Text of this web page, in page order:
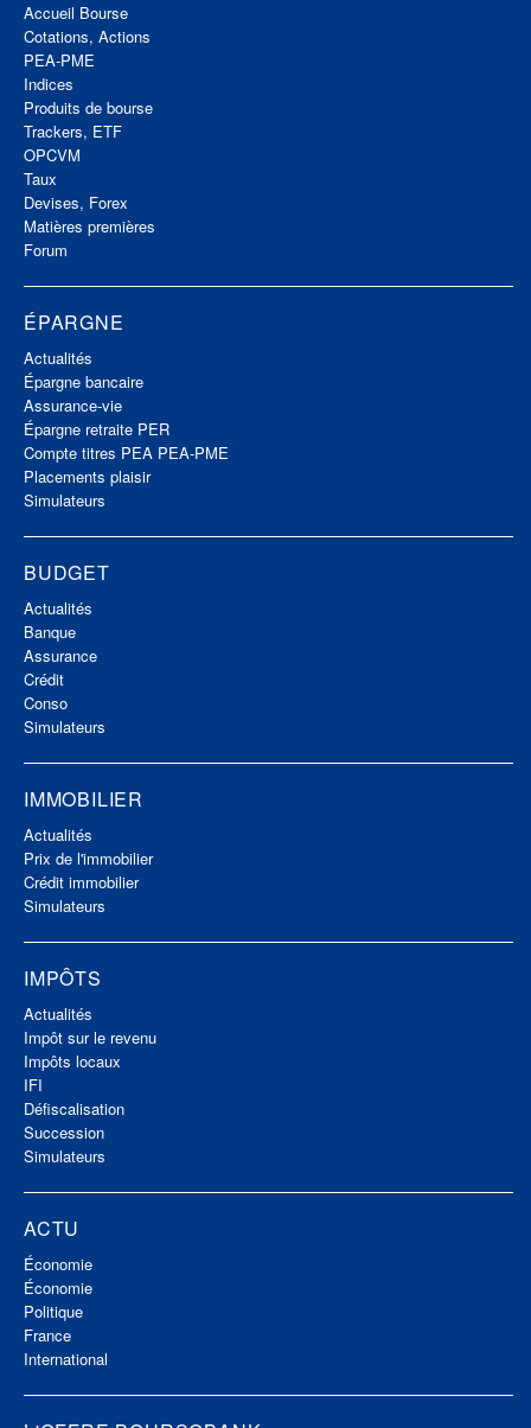
Accueil Bourse
Cotations, Actions
PEA-PME
Indices
Produits de bourse
Trackers, ETF
OPCVM
Taux
Devises, Forex
Matières premières
Forum
ÉPARGNE
Actualités
Épargne bancaire
Assurance-vie
Épargne retraite PER
Compte titres PEA PEA-PME
Placements plaisir
Simulateurs
BUDGET
Actualités
Banque
Assurance
Crédit
Conso
Simulateurs
IMMOBILIER
Actualités
Prix de l'immobilier
Crédit immobilier
Simulateurs
IMPÔTS
Actualités
Impôt sur le revenu
Impôts locaux
IFI
Défiscalisation
Succession
Simulateurs
ACTU
Économie
Économie
Politique
France
International